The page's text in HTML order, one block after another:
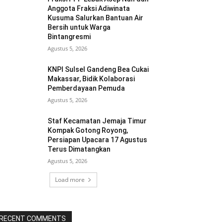
Anggota Fraksi Adiwinata
Kusuma Salurkan Bantuan Air
Bersih untuk Warga
Bintangresmi
Agustus 5, 2026
KNPI Sulsel Gandeng Bea Cukai
Makassar, Bidik Kolaborasi
Pemberdayaan Pemuda
Agustus 5, 2026
Staf Kecamatan Jemaja Timur
Kompak Gotong Royong,
Persiapan Upacara 17 Agustus
Terus Dimatangkan ‎
Agustus 5, 2026
Load more
COMMENTS